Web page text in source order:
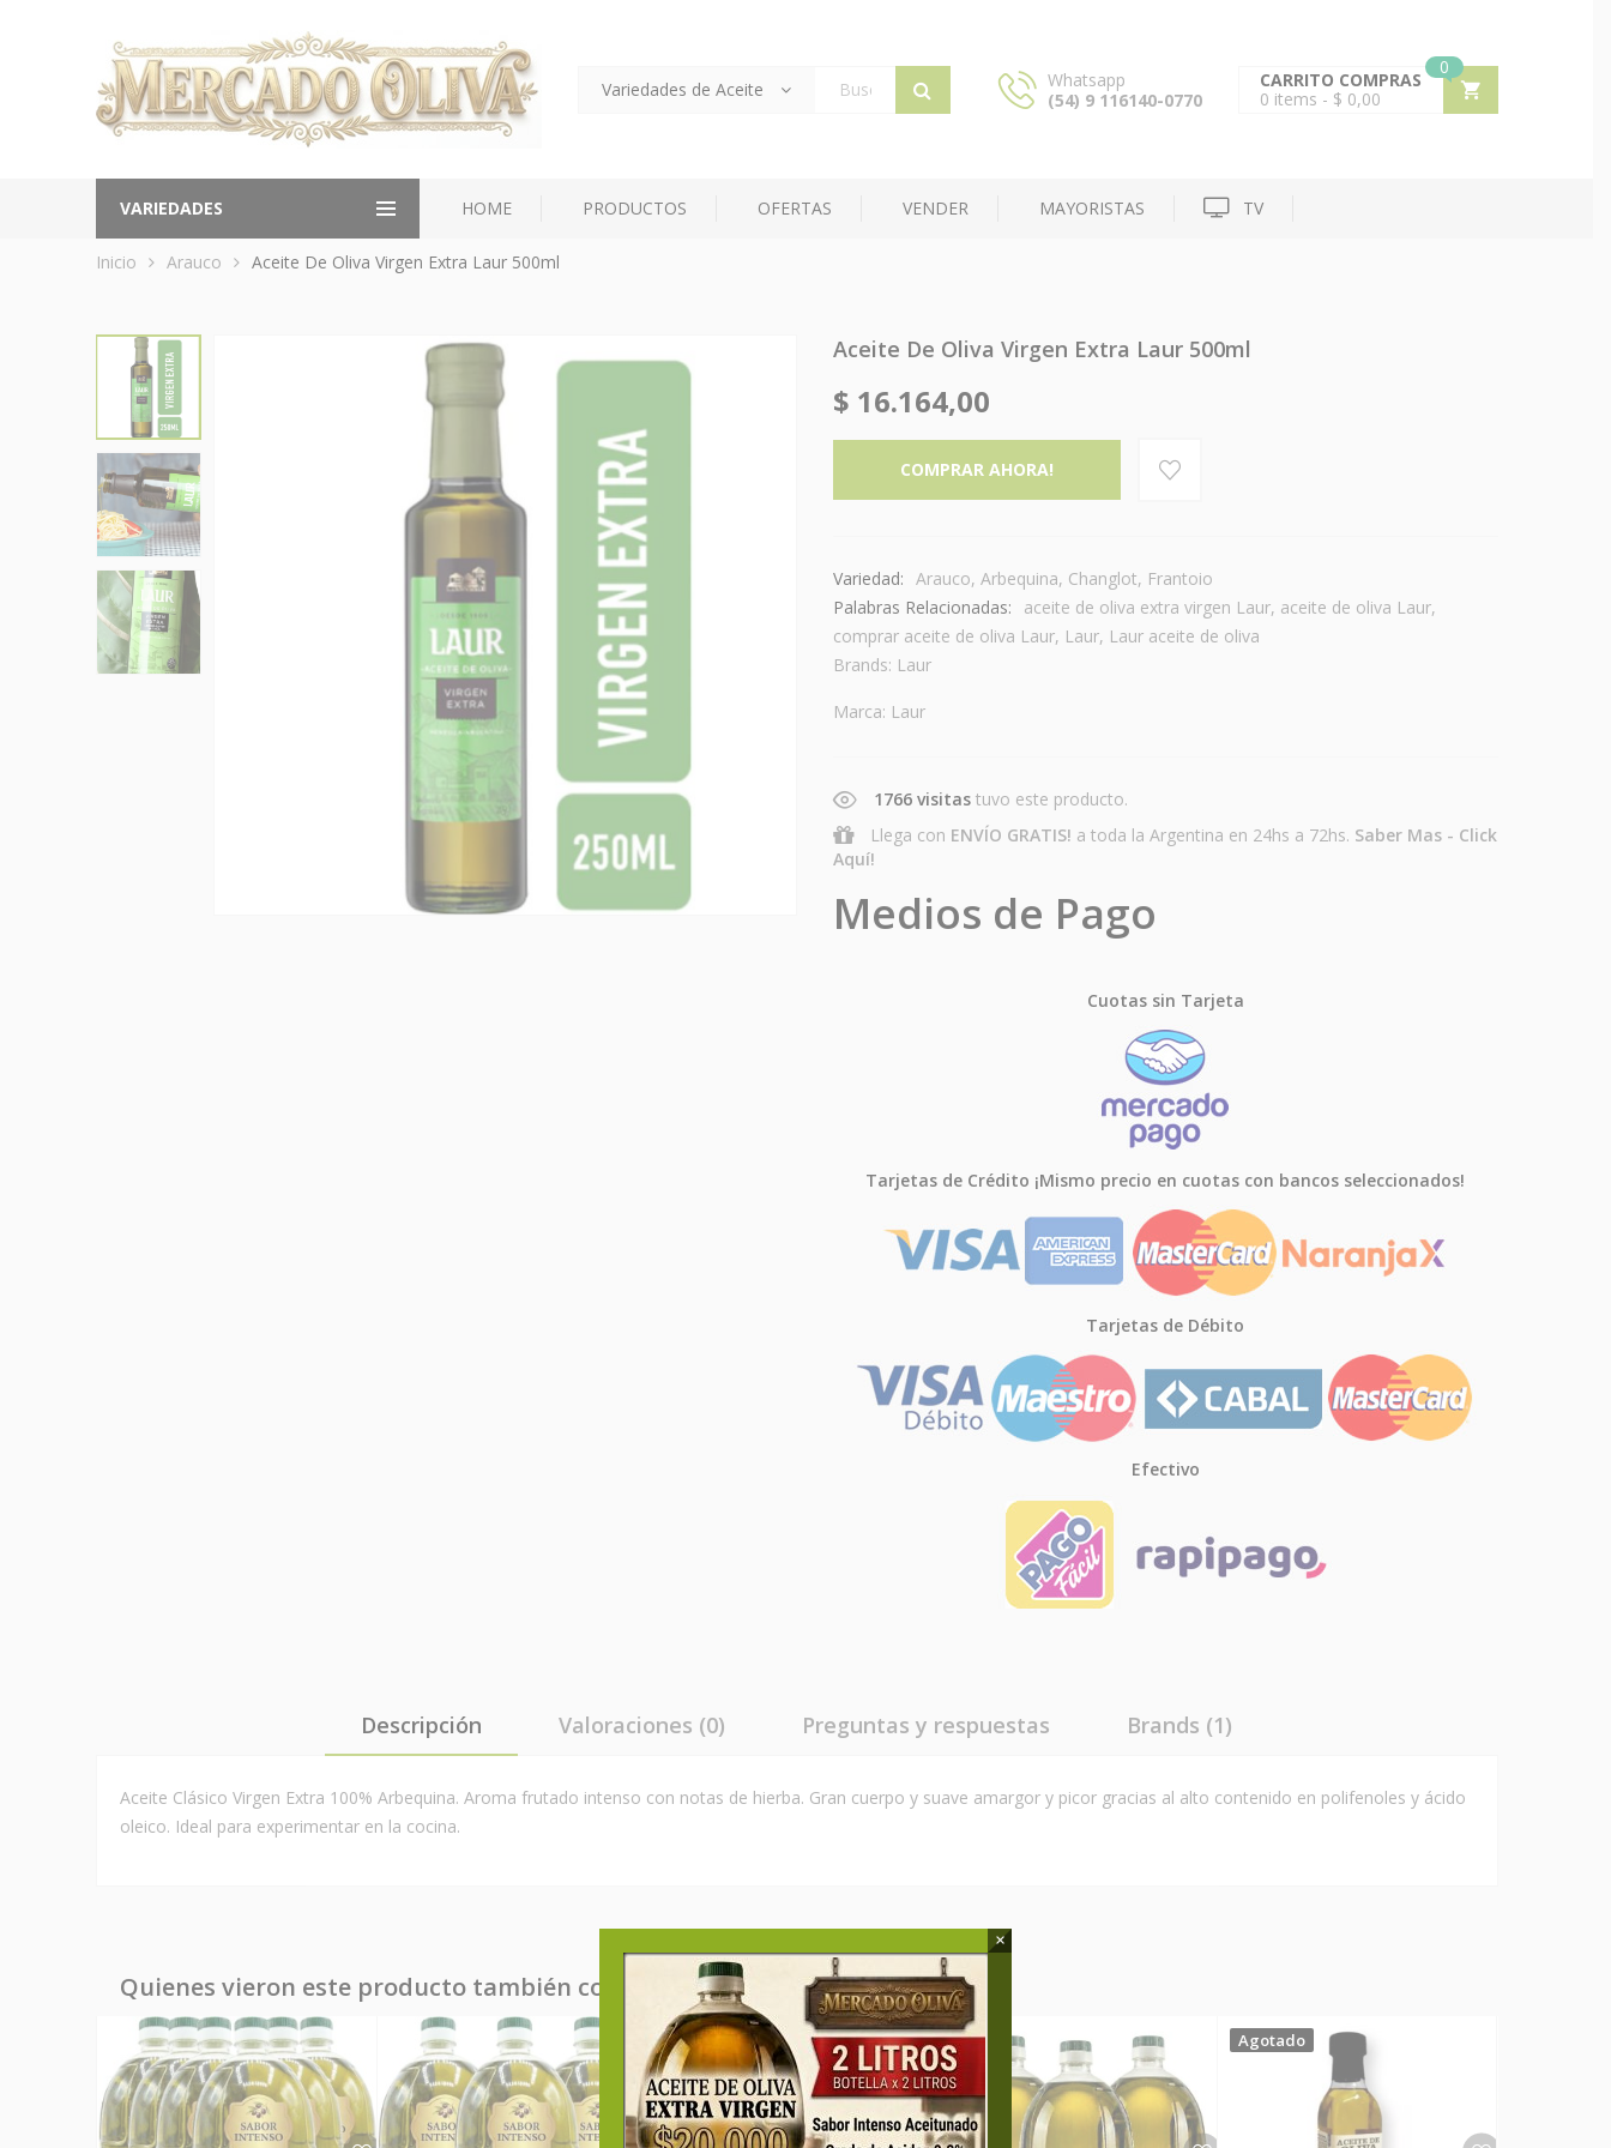
Variedades de Aceite
Products
Whatsapp
(54) 9 116140-0770
0
CARRITO COMPRAS
0 items - $ 0,00
VARIEDADES HOME PRODUCTOS OFERTAS VENDER MAYORISTAS TV
Inicio Arauco Aceite De Oliva Virgen Extra Laur 500ml
Aceite De Oliva Virgen Extra Laur 500ml
$ 16.164,00
COMPRAR AHORA!
Variedad: Arauco, Arbequina, Changlot, Frantoio
Palabras Relacionadas:
aceite de oliva extra virgen Laur, aceite de oliva Laur,
comprar aceite de oliva Laur, Laur, Laur aceite de oliva
Brands: Laur
Marca: Laur
1766 visitas tuvo este producto.
Llega con ENVÍO GRATIS! a toda la Argentina en 24hs a 72hs. Saber Mas - Click
Aquí!
Medios de Pago
Cuotas sin Tarjeta
Tarjetas de Crédito ¡Mismo precio en cuotas con bancos seleccionados!
Tarjetas de Débito
Efectivo
Descripción Valoraciones (0) Preguntas y respuestas Brands (1)
Aceite Clásico Virgen Extra 100% Arbequina. Aroma frutado intenso con notas de hierba. Gran cuerpo y suave amargor y picor gracias al alto contenido en polifenoles y ácido
oleico. Ideal para experimentar en la cocina.
Quienes vieron este producto también compraron
-14%
Agotado Agotado
×